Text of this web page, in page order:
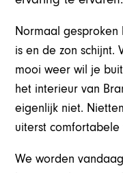
Normaal
is en de zon schijnt.
mooi weer wil je
het interieur van
eigenlijk niet.
uiterst
We worden